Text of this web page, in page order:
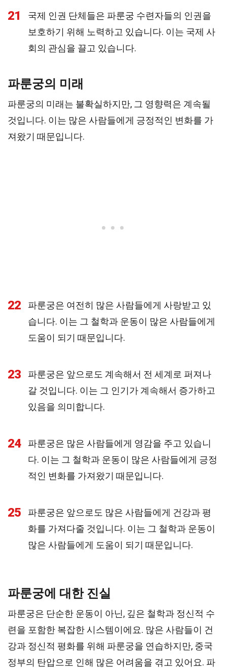
21
국제 인권 단체들은 파룬궁 수련자들의 인권을
보호하기 위해 노력하고 있습니다. 이는 국제 사
회의 관심을 끌고 있습니다.
파룬궁의 미래
파룬궁의 미래는 불확실하지만, 그 영향력은 계속될
것입니다. 이는 많은 사람들에게 긍정적인 변화를 가
져왔기 때문입니다.
22
파룬궁은 여전히 많은 사람들에게 사랑받고 있
습니다. 이는 그 철학과 운동이 많은 사람들에게
도움이 되기 때문입니다.
23
파룬궁은 앞으로도 계속해서 전 세계로 퍼져나
갈 것입니다. 이는 그 인기가 계속해서 증가하고
있음을 의미합니다.
24
파룬궁은 많은 사람들에게 영감을 주고 있습니
다. 이는 그 철학과 운동이 많은 사람들에게 긍정
적인 변화를 가져왔기 때문입니다.
25
파룬궁은 앞으로도 많은 사람들에게 건강과 평
화를 가져다줄 것입니다. 이는 그 철학과 운동이
많은 사람들에게 도움이 되기 때문입니다.
파룬궁에 대한 진실
파룬궁은 단순한 운동이 아닌, 깊은 철학과 정신적 수
련을 포함한 복잡한 시스템이에요. 많은 사람들이 건
강과 정신적 평화를 위해 파룬궁을 연습하지만, 중국
정부의 탄압으로 인해 많은 어려움을 겪고 있어요. 파